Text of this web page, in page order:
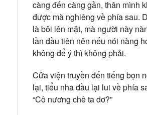
càng đến càng gần, thân mình
được mà nghiêng về phía sau.
là bôi lên mặt, mà người này
lần đầu tiên nên nếu nói nàng
không để ý thì không phải.
Cửa viện truyền đến tiếng bọn
lại, tiểu nha đầu lại lui về phía
“Cô nương chê ta dơ?”